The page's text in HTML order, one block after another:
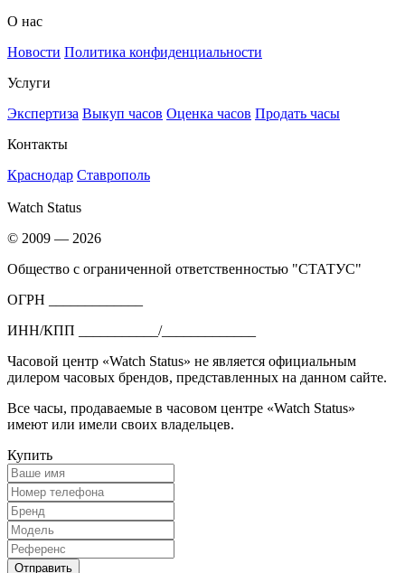
О нас
Новости Политика конфиденциальности
Услуги
Экспертиза Выкуп часов Оценка часов Продать часы
Контакты
Краснодар Ставрополь
Watch Status
© 2009 — 2026
Общество с ограниченной ответственностью "СТАТУС"
ОГРН _____________
ИНН/КПП ___________/_____________
Часовой центр «Watch Status» не является официальным
дилером часовых брендов, представленных на данном сайте.
Все часы, продаваемые в часовом центре «Watch Status»
имеют или имели своих владельцев.
Купить